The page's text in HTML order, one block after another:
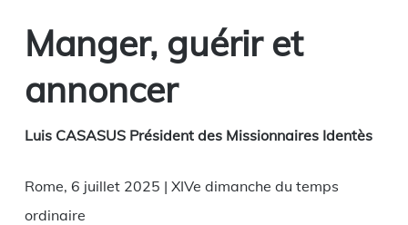
Manger, guérir et
annoncer
Luis CASASUS Président des Missionnaires Identès
Rome, 6 juillet 2025 | XIVe dimanche du temps
ordinaire